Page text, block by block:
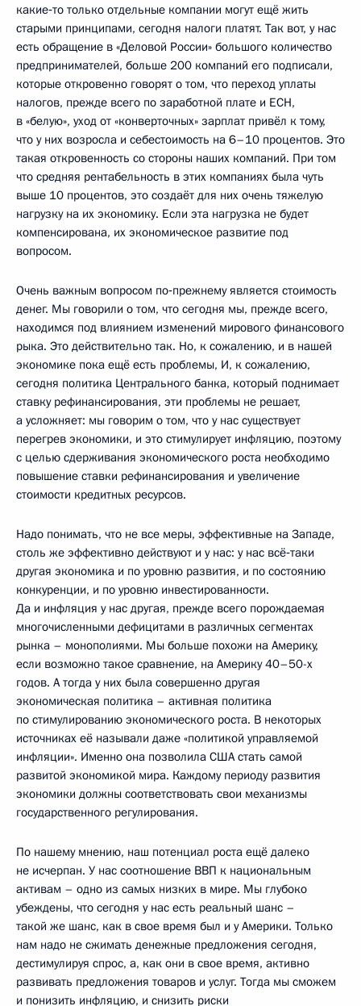
какие‑то только отдельные компании могут ещё жить
старыми принципами, сегодня налоги платят. Так вот, у нас
есть обращение в «Деловой России» большого количество
предпринимателей, больше 200 компаний его подписали,
которые откровенно говорят о том, что переход уплаты
налогов, прежде всего по заработной плате и ЕСН,
в «белую», уход от «конверточных» зарплат привёл к тому,
что у них возросла и себестоимость на 6–10 процентов. Это
такая откровенность со стороны наших компаний. При том
что средняя рентабельность в этих компаниях была чуть
выше 10 процентов, это создаёт для них очень тяжелую
нагрузку на их экономику. Если эта нагрузка не будет
компенсирована, их экономическое развитие под
вопросом.
Очень важным вопросом по‑прежнему является стоимость
денег. Мы говорили о том, что сегодня мы, прежде всего,
находимся под влиянием изменений мирового финансового
рыка. Это действительно так. Но, к сожалению, и в нашей
экономике пока ещё есть проблемы, И, к сожалению,
сегодня политика Центрального банка, который поднимает
ставку рефинансирования, эти проблемы не решает,
а усложняет: мы говорим о том, что у нас существует
перегрев экономики, и это стимулирует инфляцию, поэтому
с целью сдерживания экономического роста необходимо
повышение ставки рефинансирования и увеличение
стоимости кредитных ресурсов.
Надо понимать, что не все меры, эффективные на Западе,
столь же эффективно действуют и у нас: у нас всё‑таки
другая экономика и по уровню развития, и по состоянию
конкуренции, и по уровню инвестированности.
Да и инфляция у нас другая, прежде всего порождаемая
многочисленными дефицитами в различных сегментах
рынка – монополиями. Мы больше похожи на Америку,
если возможно такое сравнение, на Америку 40–50-х
годов. А тогда у них была совершенно другая
экономическая политика – активная политика
по стимулированию экономического роста. В некоторых
источниках её называли даже «политикой управляемой
инфляции». Именно она позволила США стать самой
развитой экономикой мира. Каждому периоду развития
экономики должны соответствовать свои механизмы
государственного регулирования.
По нашему мнению, наш потенциал роста ещё далеко
не исчерпан. У нас соотношение ВВП к национальным
активам – одно из самых низких в мире. Мы глубоко
убеждены, что сегодня у нас есть реальный шанс –
такой же шанс, как в свое время был и у Америки. Только
нам надо не сжимать денежные предложения сегодня,
дестимулируя спрос, а, как они в свое время, активно
развивать предложения товаров и услуг. Тогда мы сможем
и понизить инфляцию, и снизить риски